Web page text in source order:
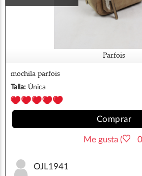
Parfois
mochila parfois
Talla: Única
Comprar
Me gusta (
OJL1941